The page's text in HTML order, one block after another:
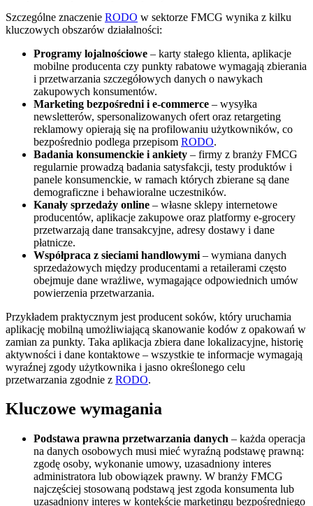
Szczególne znaczenie RODO w sektorze FMCG wynika z kilku
kluczowych obszarów działalności:
Programy lojalnościowe – karty stałego klienta, aplikacje
mobilne producenta czy punkty rabatowe wymagają zbierania
i przetwarzania szczegółowych danych o nawykach
zakupowych konsumentów.
Marketing bezpośredni i e-commerce – wysyłka
newsletterów, spersonalizowanych ofert oraz retargeting
reklamowy opierają się na profilowaniu użytkowników, co
bezpośrednio podlega przepisom RODO.
Badania konsumenckie i ankiety – firmy z branży FMCG
regularnie prowadzą badania satysfakcji, testy produktów i
panele konsumenckie, w ramach których zbierane są dane
demograficzne i behawioralne uczestników.
Kanały sprzedaży online – własne sklepy internetowe
producentów, aplikacje zakupowe oraz platformy e-grocery
przetwarzają dane transakcyjne, adresy dostawy i dane
płatnicze.
Współpraca z sieciami handlowymi – wymiana danych
sprzedażowych między producentami a retailerami często
obejmuje dane wrażliwe, wymagające odpowiednich umów
powierzenia przetwarzania.
Przykładem praktycznym jest producent soków, który uruchamia
aplikację mobilną umożliwiającą skanowanie kodów z opakowań w
zamian za punkty. Taka aplikacja zbiera dane lokalizacyjne, historię
aktywności i dane kontaktowe – wszystkie te informacje wymagają
wyraźnej zgody użytkownika i jasno określonego celu
przetwarzania zgodnie z RODO.
Kluczowe wymagania
Podstawa prawna przetwarzania danych – każda operacja
na danych osobowych musi mieć wyraźną podstawę prawną:
zgodę osoby, wykonanie umowy, uzasadniony interes
administratora lub obowiązek prawny. W branży FMCG
najczęściej stosowaną podstawą jest zgoda konsumenta lub
uzasadniony interes w kontekście marketingu bezpośredniego